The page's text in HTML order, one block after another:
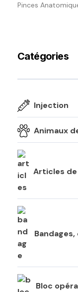
Pinces
Catégories
Injection
Animaux
Articles
Bloc